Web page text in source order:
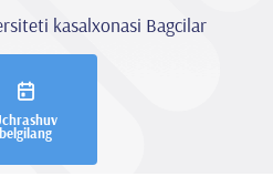
kasalxonasi Bagcilar
belgilang